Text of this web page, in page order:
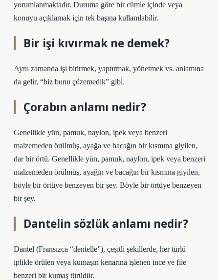
yorumlanmaktadır. Duruma göre bir cümle içinde veya
konuyu açıklamak için tek başına kullanılabilir.
Bir işi kıvırmak ne demek?
Aynı zamanda işi bitirmek, yaptırmak, yönetmek vs. anlamına
da gelir, “biz bunu çözemedik” gibi.
Çorabın anlamı nedir?
Genellikle yün, pamuk, naylon, ipek veya benzeri
malzemeden örülmüş, ayağa ve bacağın bir kısmına giyilen,
dar bir örtü. Genellikle yün, pamuk, naylon, ipek veya benzeri
malzemeden örülmüş, ayağın ve bacağın bir kısmına giyilen,
böyle bir örtüye benzeyen bir şey. Böyle bir örtüye benzeyen
bir şey.
Dantelin sözlük anlamı nedir?
Dantel (Fransızca “dentelle”), çeşitli şekillerde, her türlü
iplikle örülen veya kumaşın kenarına işlenen ince ve file
benzeri bir kumaş türüdür.